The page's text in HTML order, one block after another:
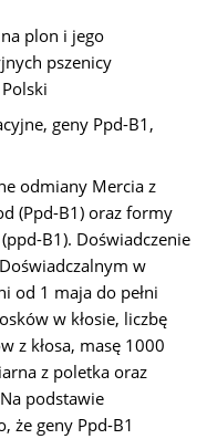
plon i jego
pszenicy
geny Ppd-B1,
odmiany Mercia z
(Ppd-B1) oraz formy
B1). Doświadczenie
w
od 1 maja do pełni
w kłosie, liczbę
z kłosa, masę 1000
z poletka oraz
podstawie
że geny Ppd-B1